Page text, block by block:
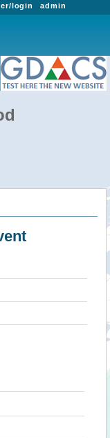
admin
login